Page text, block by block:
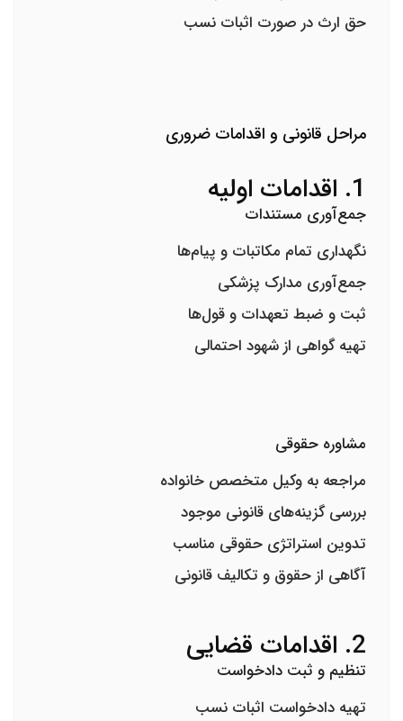
حق ارث در صورت اثبات نسب
مراحل قانونی و اقدامات ضروری
1. اقدامات اولیه
جمع‌آوری مستندات
نگهداری تمام مکاتبات و پیام‌ها
جمع‌آوری مدارک پزشکی
ثبت و ضبط تعهدات و قول‌ها
تهیه گواهی از شهود احتمالی
مشاوره حقوقی
مراجعه به وکیل متخصص خانواده
بررسی گزینه‌های قانونی موجود
تدوین استراتژی حقوقی مناسب
آگاهی از حقوق و تکالیف قانونی
2. اقدامات قضایی
تنظیم و ثبت دادخواست
تهیه دادخواست اثبات نسب